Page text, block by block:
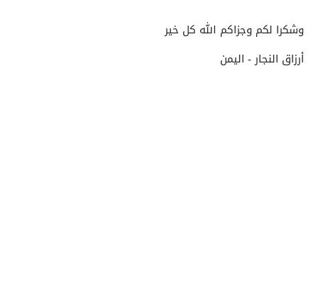
وشكرا لكم وجزاكم الله كل خير
أرزاق النجار - اليمن